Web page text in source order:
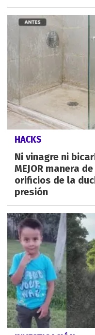
HACKS
Ni vinagre ni
MEJOR manera
orificios de la
presión